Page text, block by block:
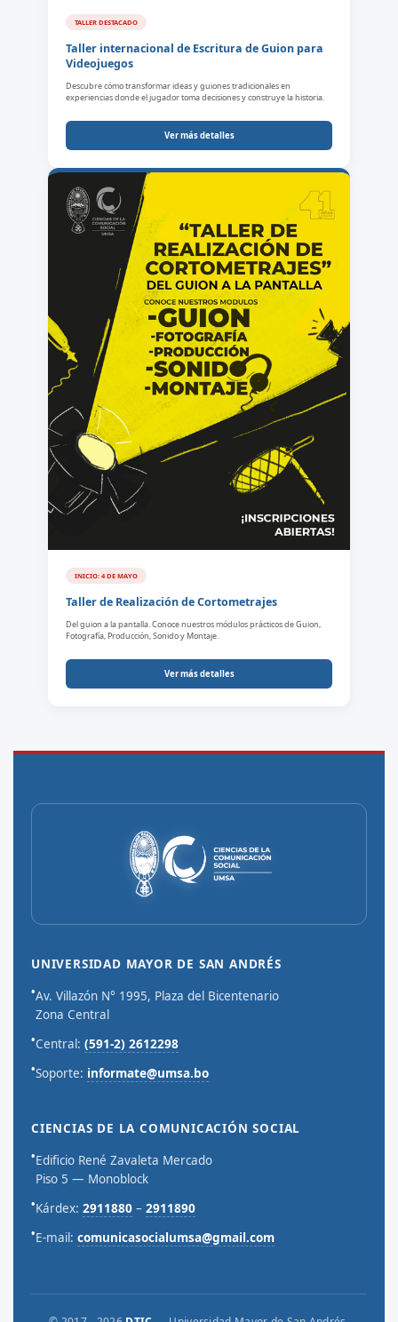
TALLER DESTACADO
Taller internacional de Escritura de Guion para
Videojuegos
Descubre cómo transformar ideas y guiones tradicionales en
experiencias donde el jugador toma decisiones y construye la historia.
Ver más detalles
INICIO: 4 DE MAYO
Taller de Realización de Cortometrajes
Del guion a la pantalla. Conoce nuestros módulos prácticos de Guion,
Fotografía, Producción, Sonido y Montaje.
Ver más detalles
UNIVERSIDAD MAYOR DE SAN ANDRÉS
•Av. Villazón N° 1995, Plaza del Bicentenario
Zona Central
•Central: (591-2) 2612298
•Soporte: informate@umsa.bo
CIENCIAS DE LA COMUNICACIÓN SOCIAL
•Edificio René Zavaleta Mercado
Piso 5 — Monoblock
•Kárdex: 2911880 – 2911890
•E-mail: comunicasocialumsa@gmail.com